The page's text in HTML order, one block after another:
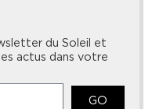
du Soleil et
actus dans votre
GO